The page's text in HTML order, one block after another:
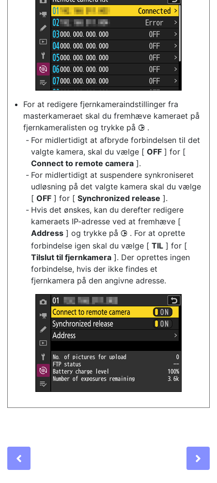
For at redigere fjernkameraindstillinger fra
masterkameraet skal du fremhæve kameraet på
fjernkameralisten og trykke på 2 .
For midlertidigt at afbryde forbindelsen til det
valgte kamera, skal du vælge [ OFF ] for [
Connect to remote camera ].
For midlertidigt at suspendere synkroniseret
udløsning på det valgte kamera skal du vælge
[ OFF ] for [ Synchronized release ].
Hvis det ønskes, kan du derefter redigere
kameraets IP-adresse ved at fremhæve [
Address ] og trykke på 2 . For at oprette
forbindelse igen skal du vælge [ TIL ] for [
Tilslut til fjernkamera ]. Der oprettes ingen
forbindelse, hvis der ikke findes et
fjernkamera på den angivne adresse.